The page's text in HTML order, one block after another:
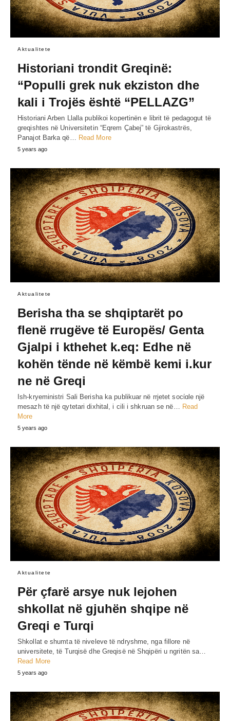
Aktualitete
Historiani trondit Greqinë:
“Populli grek nuk ekziston dhe
kali i Trojës është “PELLAZG”
Historiani Arben Llalla publikoi kopertinën e librit të pedagogut të
greqishtes në Universitetin “Eqrem Çabej” të Gjirokastrës,
Panajot Barka që… Read More
5 years ago
Aktualitete
Berisha tha se shqiptarët po
flenë rrugëve të Europës/ Genta
Gjalpi i kthehet k.eq: Edhe në
kohën tënde në këmbë kemi i.kur
ne në Greqi
Ish-kryeministri Sali Berisha ka publikuar në rrjetet socίɑle një
mesazh të një qytetari dixhital, i cili i shkruan se në… Read
More
5 years ago
Aktualitete
Për çfarë arsye nuk lejohen
shkollat në gjuhën shqipe në
Greqi e Turqi
Shkollat e shumta të niveleve të ndryshme, nga fillore në
universitete, të Turqisë dhe Greqisë në Shqipëri u ngritën sa…
Read More
5 years ago